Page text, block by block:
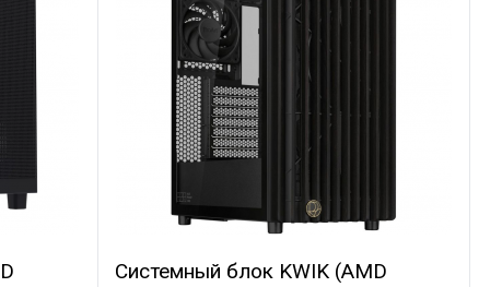
Системный блок KWIK (AMD